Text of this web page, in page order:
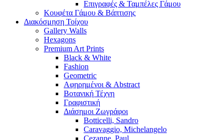
Επιγραφές & Ταμπέλες Γάμου
Κουφέτα Γάμου & Βάπτισης
Διακόσμηση Τοίχου
Gallery Walls
Hexagons
Premium Art Prints
Black & White
Fashion
Geometric
Αφηρημένοι & Abstract
Βοτανική Τέχνη
Γραφιστική
Διάσημοι Ζωγράφοι
Botticelli, Sandro
Caravaggio, Michelangelo
Cezanne, Paul